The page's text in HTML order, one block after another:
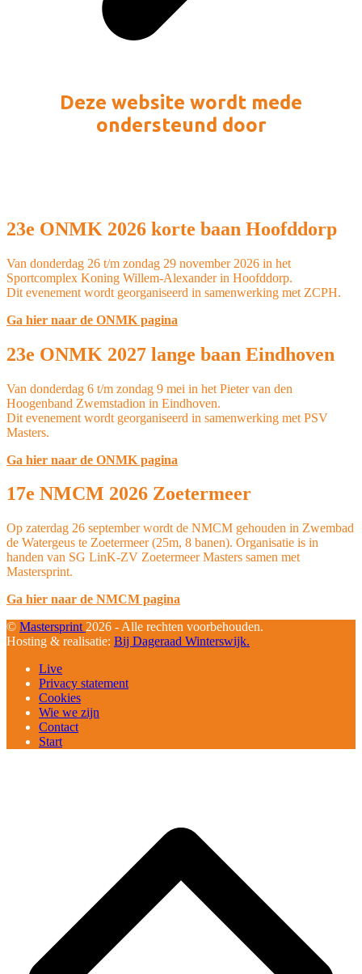
Deze website wordt mede
ondersteund door
23e ONMK 2026 korte baan Hoofddorp
Van donderdag 26 t/m zondag 29 november 2026 in het
Sportcomplex Koning Willem-Alexander in Hoofddorp.
Dit evenement wordt georganiseerd in samenwerking met ZCPH.
Ga hier naar de ONMK pagina
23e ONMK 2027 lange baan Eindhoven
Van donderdag 6 t/m zondag 9 mei in het Pieter van den
Hoogenband Zwemstadion in Eindhoven.
Dit evenement wordt georganiseerd in samenwerking met PSV
Masters.
Ga hier naar de ONMK pagina
17e NMCM 2026 Zoetermeer
Op zaterdag 26 september wordt de NMCM gehouden in Zwembad
de Watergeus te Zoetermeer (25m, 8 banen). Organisatie is in
handen van SG LinK-ZV Zoetermeer Masters samen met
Mastersprint.
Ga hier naar de NMCM pagina
© Mastersprint 2026 - Alle rechten voorbehouden.
Hosting & realisatie: Bij Dageraad Winterswijk.
Live
Privacy statement
Cookies
Wie we zijn
Contact
Start